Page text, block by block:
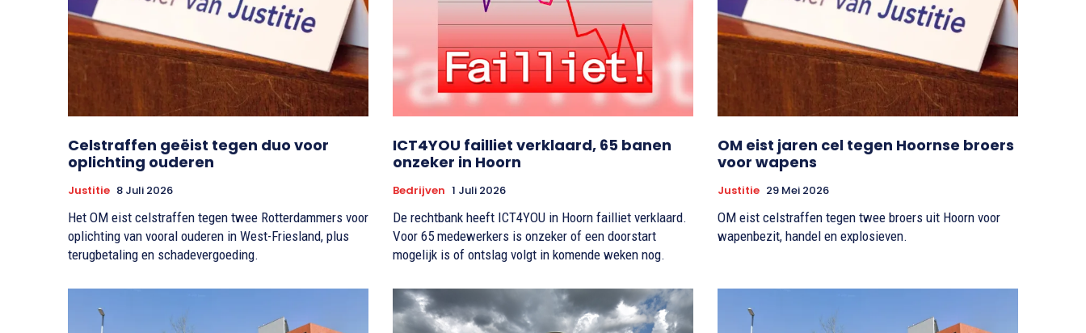
Celstraffen geëist tegen duo voor
oplichting ouderen
Justitie 8 Juli 2026
Het OM eist celstraffen tegen twee Rotterdammers voor
oplichting van vooral ouderen in West-Friesland, plus
terugbetaling en schadevergoeding.
ICT4YOU failliet verklaard, 65 banen
onzeker in Hoorn
Bedrijven 1 Juli 2026
De rechtbank heeft ICT4YOU in Hoorn failliet verklaard.
Voor 65 medewerkers is onzeker of een doorstart
mogelijk is of ontslag volgt in komende weken nog.
OM eist jaren cel tegen Hoornse broers
voor wapens
Justitie 29 Mei 2026
OM eist celstraffen tegen twee broers uit Hoorn voor
wapenbezit, handel en explosieven.